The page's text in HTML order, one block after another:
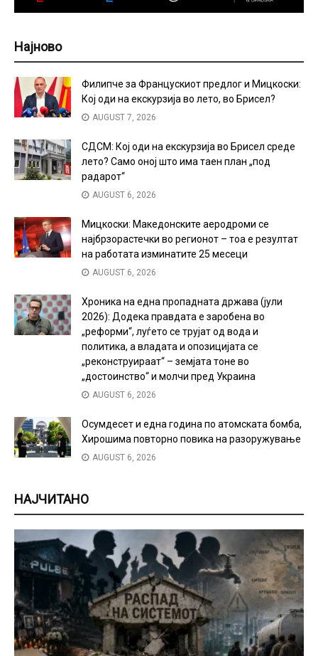
Најново
Филипче за Францускиот предлог и Мицкоски:
Кој оди на екскурзија во лето, во Брисел?
AUGUST 7, 2026
СДСМ: Кој оди на екскурзија во Брисел среде
лето? Само оној што има таен план „под
радарот“
AUGUST 6, 2026
Мицкоски: Македонските аеродроми се
најбрзорастечки во регионот – тоа е резултат
на работата изминатите 25 месеци
AUGUST 6, 2026
Хроника на една пропадната држава (јули
2026): Додека правдата е заробена во
„реформи“, луѓето се трујат од вода и
политика, а владата и опозицијата се
„реконструираат“ – земјата тоне во
„достоинство“ и молчи пред Украина
AUGUST 6, 2026
Осумдесет и една година по атомската бомба,
Хирошима повторно повика на разоружување
AUGUST 6, 2026
НАЈЧИТАНО